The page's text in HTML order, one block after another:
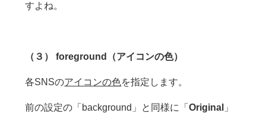
すよね。
（３） foreground（アイコンの色）
各SNSのアイコンの色を指定します。
前の設定の「background」と同様に「Original 」